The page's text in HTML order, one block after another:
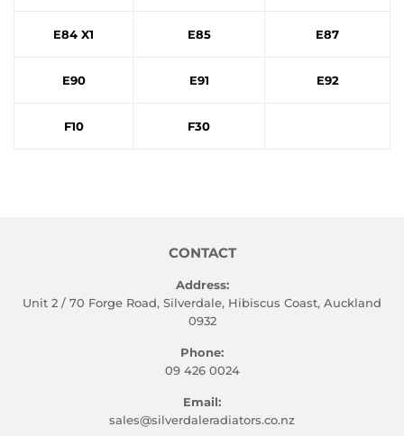
E84 X1 E85 E87
E90 E91 E92
F10 F30
CONTACT
Address:
Unit 2 / 70 Forge Road, Silverdale, Hibiscus Coast, Auckland
0932
Phone:
09 426 0024
Email:
sales@silverdaleradiators.co.nz